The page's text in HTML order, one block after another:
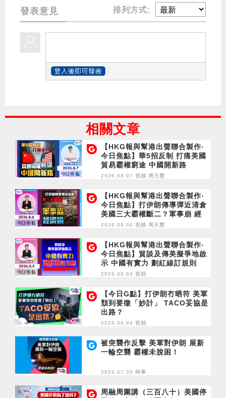
發表意見 排列方式:
相關文章
【HKG報與幫港出聲聯合製作‧
今日焦點】華5招反制 打痛美國
貿易霸權窮途 中國開新路
2026.08.07 視頻 周天慧
【HKG報與幫港出聲聯合製作‧
今日焦點】打伊朗傳導彈近清倉
美國三大霸權斷二？軍事崩 經
濟損
2026.08.06 視頻 周天慧
【HKG報與幫港出聲聯合製作‧
今日焦點】貿談及傳美擬爭地啟
示 中國有實力 劃紅線訂規則
2026.08.04 視頻
【今日G點】打伊朗冇晒符 美軍
頹到要徵「妙計」 TACO妥協是
出路？
2026.08.04 視頻
被突襲作反擊 美軍對伊朗 展新
一輪空襲 霸權未脫困！
2026.07.30 時事
周融周圍講（三百八十）美國停